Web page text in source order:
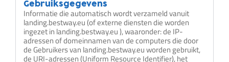
Gebruiksgegevens
Informatie die automatisch wordt verzameld vanuit
landing.bestway.eu (of externe diensten die worden
ingezet in landing.bestway.eu ), waaronder: de IP-
adressen of domeinnamen van de computers die door
de Gebruikers van landing.bestway.eu worden gebruikt,
de URI-adressen (Uniform Resource Identifier), het